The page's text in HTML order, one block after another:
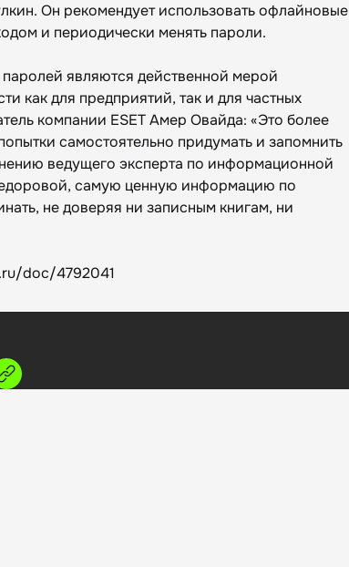
Он рекомендует использовать офлайновые
и периодически менять пароли.
являются действенной мерой
как для предприятий, так и для частных
компании ESET Амер Овайда: «Это более
самостоятельно придумать и запомнить
ведущего эксперта по информационной
самую ценную информацию по
не доверяя ни записным книгам, ни
doc/4792041